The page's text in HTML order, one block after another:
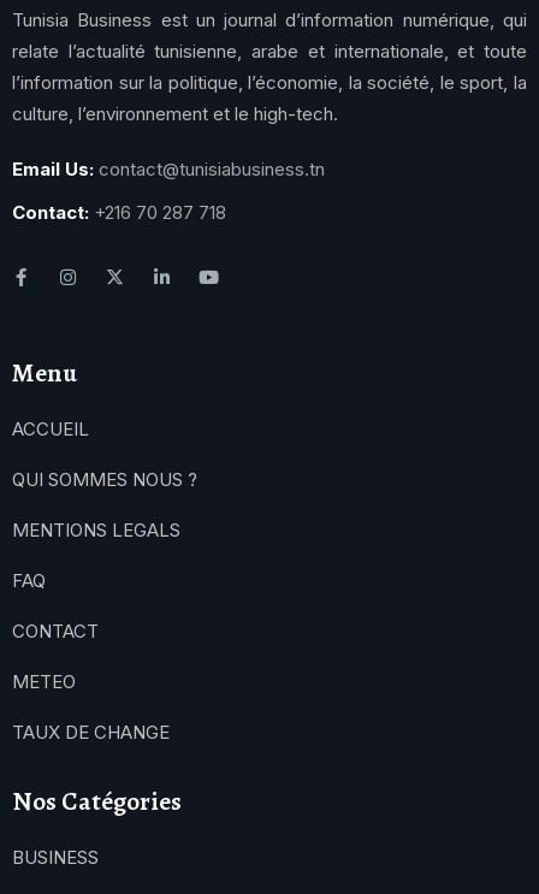
Tunisia Business est un journal d’information numérique, qui
relate l’actualité tunisienne, arabe et internationale, et toute
l’information sur la politique, l’économie, la société, le sport, la
culture, l’environnement et le high-tech.
Email Us: contact@tunisiabusiness.tn
Contact: +216 70 287 718
Menu
ACCUEIL
QUI SOMMES NOUS ?
MENTIONS LEGALS
FAQ
CONTACT
METEO
TAUX DE CHANGE
Nos Catégories
BUSINESS